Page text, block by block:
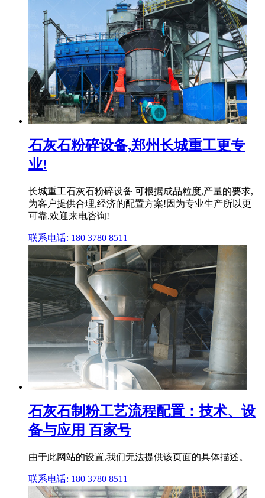
石灰石粉碎设备,郑州长城重工更专
业!
长城重工石灰石粉碎设备 可根据成品粒度,产量的要求,
为客户提供合理,经济的配置方案!因为专业生产所以更
可靠,欢迎来电咨询!
联系电话: 180 3780 8511
石灰石制粉工艺流程配置：技术、设
备与应用 百家号
由于此网站的设置,我们无法提供该页面的具体描述。
联系电话: 180 3780 8511